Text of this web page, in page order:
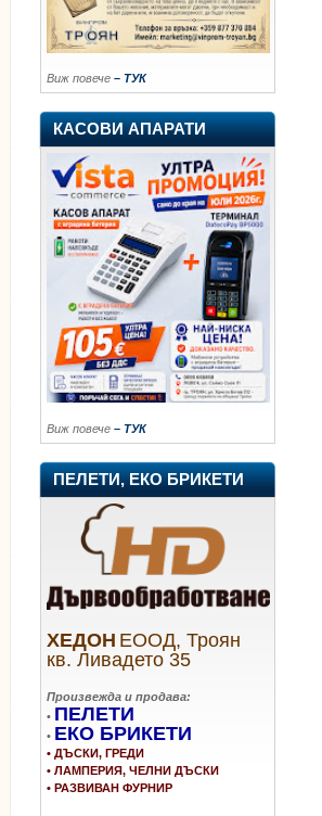
Виж повече – ТУК
КАСОВИ АПАРАТИ
Виж повече – ТУК
ПЕЛЕТИ, ЕКО БРИКЕТИ
ХЕДОН ЕООД, Троян
кв. Ливадето 35
Произвежда и продава:
• ПЕЛЕТИ
• ЕКО БРИКЕТИ
• ДЪСКИ, ГРЕДИ
• ЛАМПЕРИЯ, ЧЕЛНИ ДЪСКИ
• РАЗВИВАН ФУРНИР